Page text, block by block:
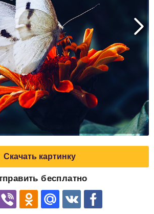
Скачать картинку
бесплатно